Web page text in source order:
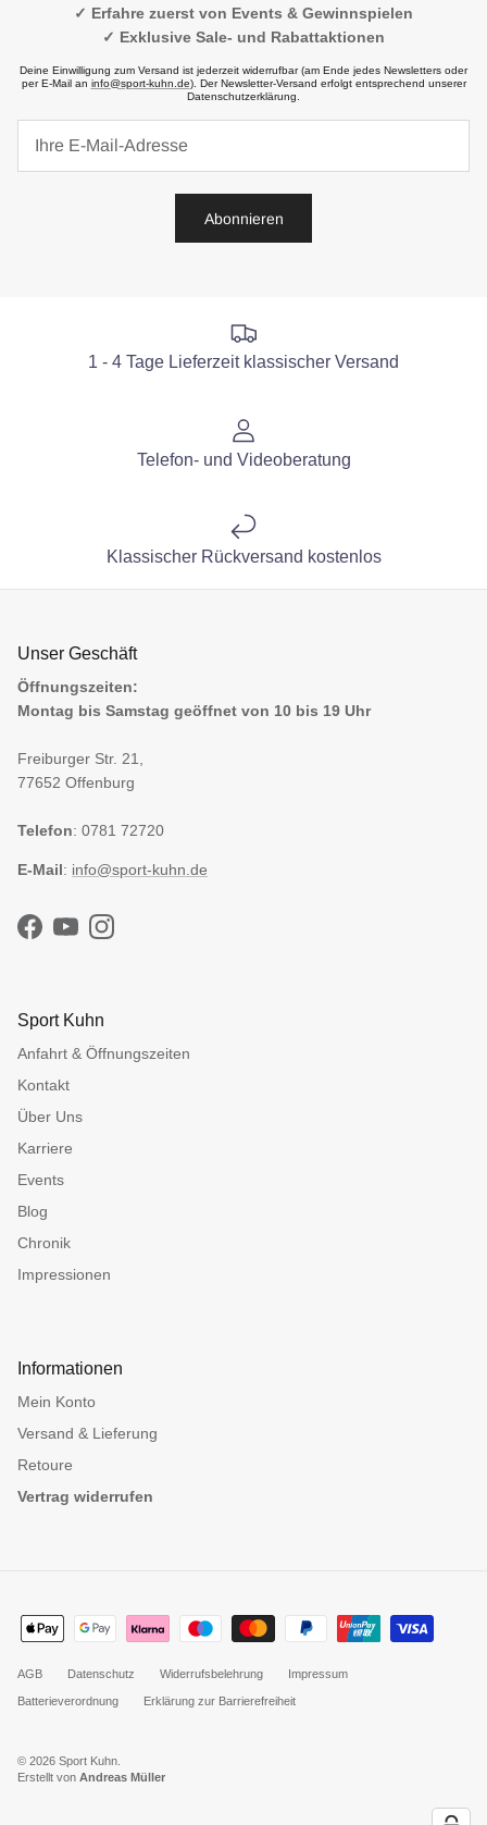
✓ Erfahre zuerst von Events & Gewinnspielen
✓ Exklusive Sale- und Rabattaktionen
Deine Einwilligung zum Versand ist jederzeit widerrufbar (am Ende jedes Newsletters oder
per E-Mail an info@sport-kuhn.de). Der Newsletter-Versand erfolgt entsprechend unserer
Datenschutzerklärung.
Abonnieren
1 - 4 Tage Lieferzeit klassischer Versand
Telefon- und Videoberatung
Klassischer Rückversand kostenlos
Unser Geschäft
Öffnungszeiten:
Montag bis Samstag geöffnet von 10 bis 19 Uhr
Freiburger Str. 21,
77652 Offenburg
Telefon: 0781 72720
E-Mail: info@sport-kuhn.de
Facebook
YouTubeInstagram
Sport Kuhn
Anfahrt & Öffnungszeiten
Kontakt
Über Uns
Karriere
Events
Blog
Chronik
Impressionen
Informationen
Mein Konto
Versand & Lieferung
Retoure
Vertrag widerrufen
AGB Datenschutz Widerrufsbelehrung Impressum
Batterieverordnung Erklärung zur Barrierefreiheit
© 2026 Sport Kuhn
Erstellt von Andreas Müller